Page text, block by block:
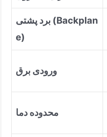
برد پشتی (Backplan
e)
ورودی برق
محدوده دما